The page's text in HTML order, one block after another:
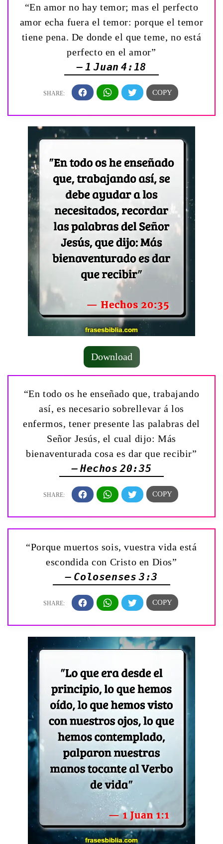
“En amor no hay temor; mas el perfecto
amor echa fuera el temor: porque el temor
tiene pena. De donde el que teme, no está
perfecto en el amor”
— 1 Juan 4:18
Download
“En todo os he enseñado que, trabajando
así, es necesario sobrellevar á los
enfermos, tener presente las palabras del
Señor Jesús, el cual dijo: Más
bienaventurada cosa es dar que recibir”
— Hechos 20:35
“Porque muertos sois, vuestra vida está
escondida con Cristo en Dios”
— Colosenses 3:3